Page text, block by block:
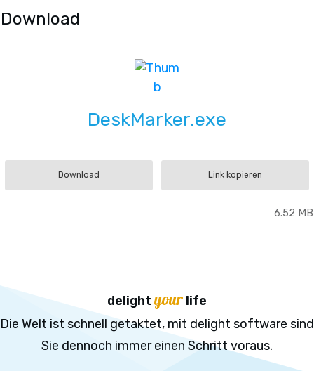
Download
DeskMarker.exe
Download Link kopieren
6.52 MB
delight your life
Die Welt ist schnell getaktet, mit delight software sind
Sie dennoch immer einen Schritt voraus.